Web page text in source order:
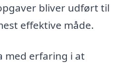
bliver udført til
effektive måde.
med erfaring i at